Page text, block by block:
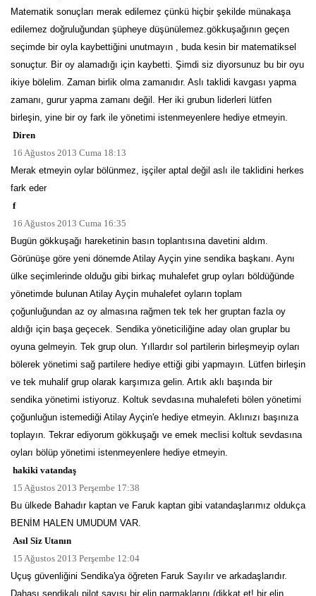
Matematik sonuçları merak edilemez çünkü hiçbir şekilde münakaşa
edilemez doğruluğundan şüpheye düşünülemez.gökkuşağının geçen
seçimde bir oyla kaybettiğini unutmayın , buda kesin bir matematiksel
sonuçtur. Bir oy alamadığı için kaybetti. Şimdi siz diyorsunuz bu bir oyu
ikiye bölelim. Zaman birlik olma zamanıdır. Aslı taklidi kavgası yapma
zamanı, gurur yapma zamanı değil. Her iki grubun liderleri lütfen
birleşin, yine bir oy fark ile yönetimi istenmeyenlere hediye etmeyin.
Diren
16 Ağustos 2013 Cuma 18:13
Merak etmeyin oylar bölünmez, işçiler aptal değil aslı ile taklidini herkes
fark eder
f
16 Ağustos 2013 Cuma 16:35
Bugün gökkuşağı hareketinin basın toplantısına davetini aldım.
Görünüşe göre yeni dönemde Atilay Ayçin yine sendika başkanı. Aynı
ülke seçimlerinde olduğu gibi birkaç muhalefet grup oyları böldüğünde
yönetimde bulunan Atilay Ayçin muhalefet oyların toplam
çoğunluğundan az oy almasına rağmen tek tek her gruptan fazla oy
aldığı için başa geçecek. Sendika yöneticiliğine aday olan gruplar bu
oyuna gelmeyin. Tek grup olun. Yıllardır sol partilerin birleşmeyip oyları
bölerek yönetimi sağ partilere hediye ettiği gibi yapmayın. Lütfen birleşin
ve tek muhalif grup olarak karşımıza gelin. Artık aklı başında bir
sendika yönetimi istiyoruz. Koltuk sevdasına muhalefeti bölen yönetimi
çoğunluğun istemediği Atilay Ayçin'e hediye etmeyin. Aklınızı başınıza
toplayın. Tekrar ediyorum gökkuşağı ve emek meclisi koltuk sevdasına
oyları bölüp yönetimi istenmeyenlere hediye etmeyin.
hakiki vatandaş
15 Ağustos 2013 Perşembe 17:38
Bu ülkede Bahadır kaptan ve Faruk kaptan gibi vatandaşlarımız oldukça
BENİM HALEN UMUDUM VAR.
Asıl Siz Utanın
15 Ağustos 2013 Perşembe 12:04
Uçuş güvenliğini Sendika'ya öğreten Faruk Sayılır ve arkadaşlarıdır.
Dahası sendikalı pilot sayısı bir elin parmaklarını (dikkat et! bir elin